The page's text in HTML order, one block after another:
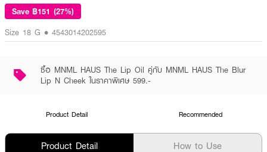
Save ฿151 (27%)
Size 18 G • 4543014202595
ซื้อ MNML HAUS The Lip Oil คู่กับ MNML HAUS The Blur
Lip N Cheek ในราคาพิเศษ 599.-
Product Detail Recommended
Product Detail How to Use